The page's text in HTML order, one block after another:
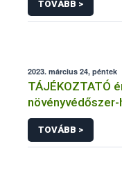
TOVÁBB >
2023. március 24, péntek
TÁJÉKOZTATÓ
eljárásba
TOVÁBB >